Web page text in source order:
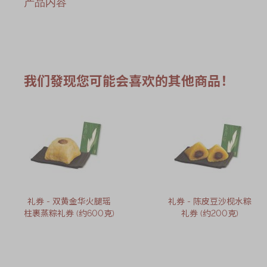
我们發现您可能会喜欢的其他商品！
礼券 - 双黄金华火腿瑶
柱裹蒸粽礼券 (约600克)
礼券 - 陈皮豆沙枧水粽
礼券 (约200克)